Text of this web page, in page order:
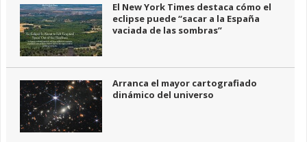
El New York Times destaca cómo el
eclipse puede “sacar a la España
vaciada de las sombras”
Arranca el mayor cartografiado
dinámico del universo